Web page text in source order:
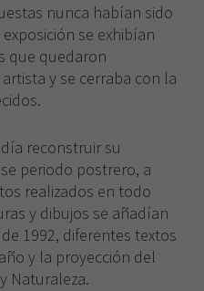
nunca habían sido
se exhibían
que quedaron
y se cerraba con la
.
reconstruir su
periodo postrero, a
realizados en todo
y dibujos se añadían
1992, diferentes textos
y la proyección del
Naturaleza.